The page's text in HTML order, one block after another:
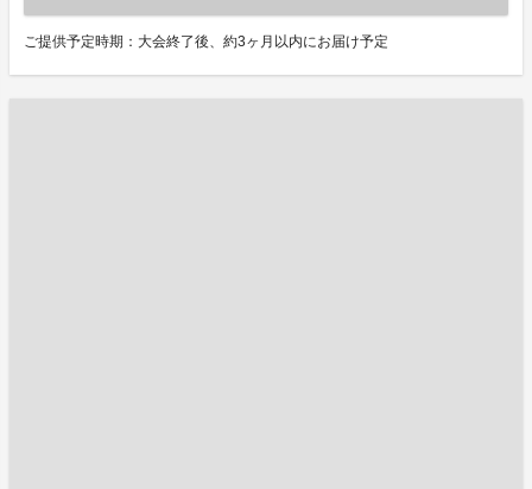
ご提供予定時期：大会終了後、約3ヶ月以内にお届け予定